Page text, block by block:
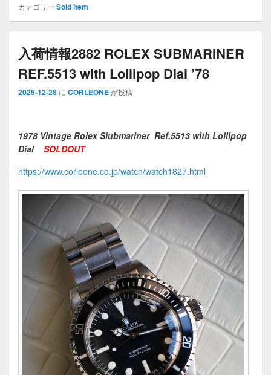
カテゴリー Sold item
入荷情報2882 ROLEX SUBMARINER
REF.5513 with Lollipop Dial ’78
2025-12-28 に CORLEONEが投稿
1978 Vintage Rolex Siubmariner Ref.5513 with Lollipop
Dial SOLDOUT
https://www.corleone.co.jp/watch/watch1827.html